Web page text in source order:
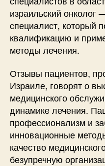
израильский онколог
специалист, который
квалификацию и
методы лечения.
Отзывы пациентов,
Израиле, говорят о
медицинского
динамике лечения.
профессионализм и
инновационные
качество
безупречную